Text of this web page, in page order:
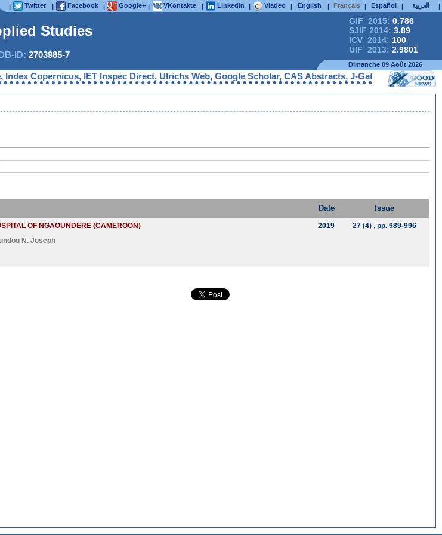
| Twitter | Facebook | Google+ | VKontakte | LinkedIn | Viadeo | English | Français | Español | العربية |
GIF 2015: 0.786
SJIF 2014: 3.89
ICV 2014: 100
UIF 2013: 2.9801
Studies
ID: 2703985-7
Dimanche 09 Août 2026
Copernicus, IET Inspec Direct, Ulrichs Web, Google Scholar, CAS Abstracts, J-Gate, UDL Library,
Date Issue
OF NGAOUNDERE (CAMEROON)
N. Joseph
2019 27 (4), pp. 989-996